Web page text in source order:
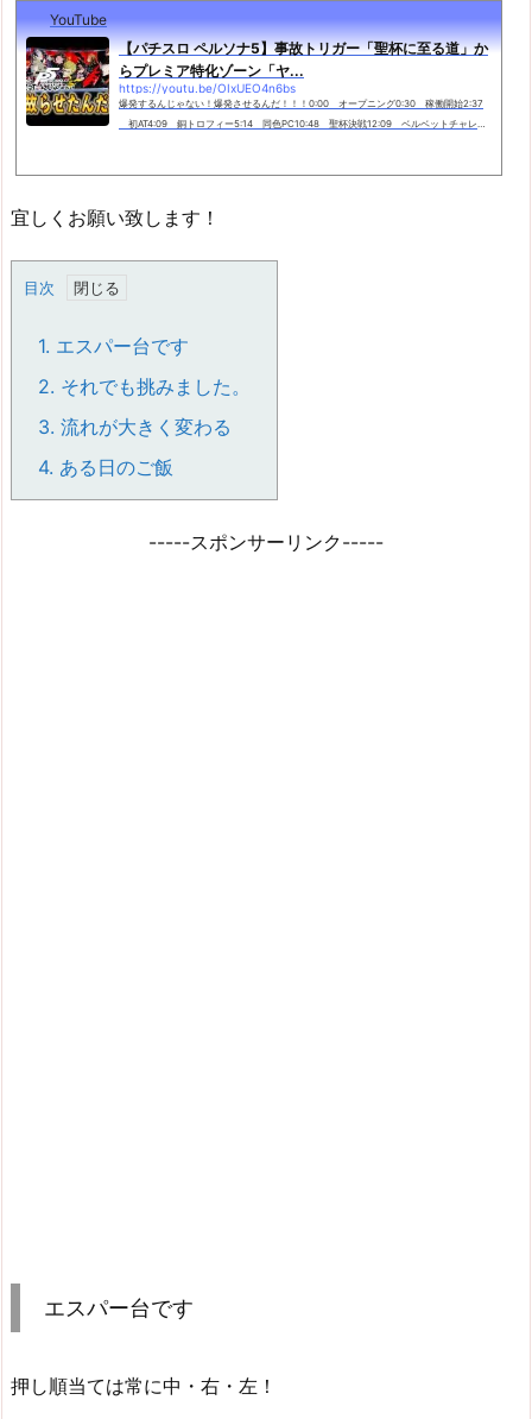
YouTube
【パチスロ ペルソナ5】事故トリガー「聖杯に至る道」か
らプレミア特化ゾーン「ヤ...
https://youtu.be/OIxUEO4n6bs
爆発するんじゃない！爆発させるんだ！！！0:00 オープニング0:30 稼働開始2:37
初AT4:09 銅トロフィー5:14 同色PC10:48 聖杯決戦12:09 ベルベットチャレン
宜しくお願い致します！
目次
1. エスパー台です
2. それでも挑みました。
3. 流れが大きく変わる
4. ある日のご飯
-----スポンサーリンク-----
エスパー台です
押し順当ては常に中・右・左！